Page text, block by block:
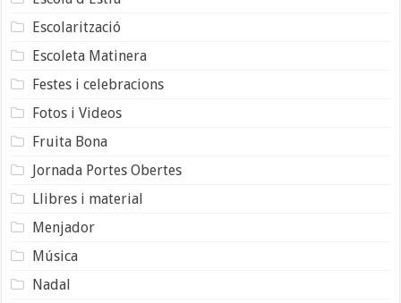
Escolarització
Escoleta Matinera
Festes i celebracions
Fotos i Videos
Fruita Bona
Jornada Portes Obertes
Llibres i material
Menjador
Música
Nadal